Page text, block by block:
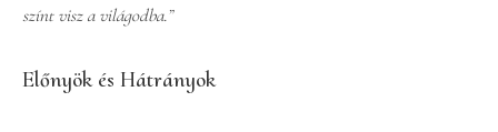
színt visz a világodba.”
Előnyök és Hátrányok